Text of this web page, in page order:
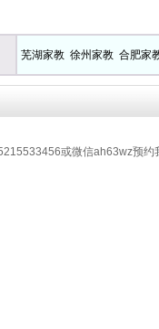
芜湖家教 徐州家教 合肥家
或微信ah63wz预约